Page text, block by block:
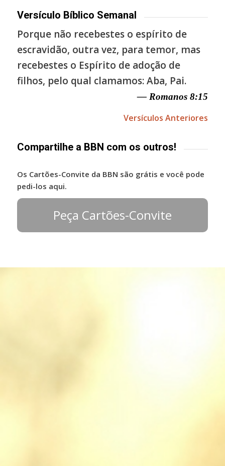
Versículo Bíblico Semanal
Porque não recebestes o espírito de
escravidão, outra vez, para temor, mas
recebestes o Espírito de adoção de
filhos, pelo qual clamamos: Aba, Pai.
— Romanos 8:15
Versículos Anteriores
Compartilhe a BBN com os outros!
Os Cartões-Convite da BBN são grátis e você pode
pedi-los aqui.
Peça Cartões-Convite